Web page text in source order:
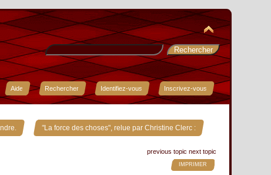
Aide Rechercher Identifiez-vous Inscrivez-vous
» "La force des choses", relue par Christine Clerc :
previous topic next topic
IMPRIMER